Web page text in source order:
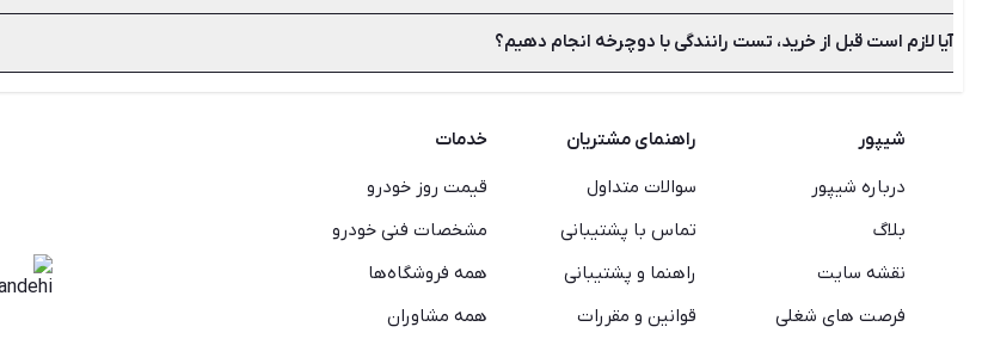
داشته باشید.
سالم بودن، میزان کارکرد، سایز، مدل، برند و عدم تعویض قطعات در قیمت دوچرخه دست دوم بسیار مهم است. با این حال بهتر
به درستی تخمین بزنید.
آیا لازم است قبل از خرید، تست رانندگی با دوچرخه انجام دهیم؟
شیپور
درباره شیپور
بلاگ
نقشه سایت
فرصت های شغلی
راهنمای مشتریان
سوالات متداول
تماس با پشتیبانی
راهنما و پشتیبانی
قوانین و مقررات
خدمات
قیمت روز خودرو
مشخصات فنی خودرو
همه فروشگاه‌ها
همه مشاوران